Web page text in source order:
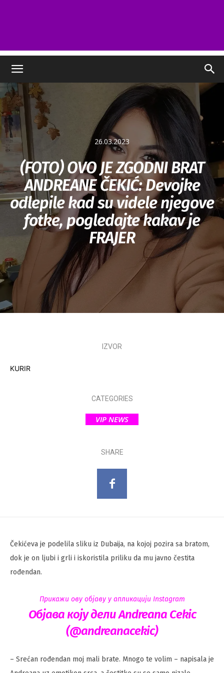
26.03.2023
(FOTO) OVO JE ZGODNI BRAT
ANDREANE ČEKIĆ: Devojke
odlepile kad su videle njegove
fotke, pogledajte kakav je
FRAJER
IZVOR
KURIR
CATEGORIES
VIP NEWS
SHARE
Čekićeva je podelila sliku iz Dubaija, na kojoj pozira sa bratom,
dok je on ljubi i grli i iskoristila priliku da mu javno čestita
rođendan.
Прикажи ову објаву у апликацији Instagram
Објава коју дели Andreana Cekic
(@andreanacekic)
– Srećan rođendan moj mali brate. Mnogo te volim – napisala je